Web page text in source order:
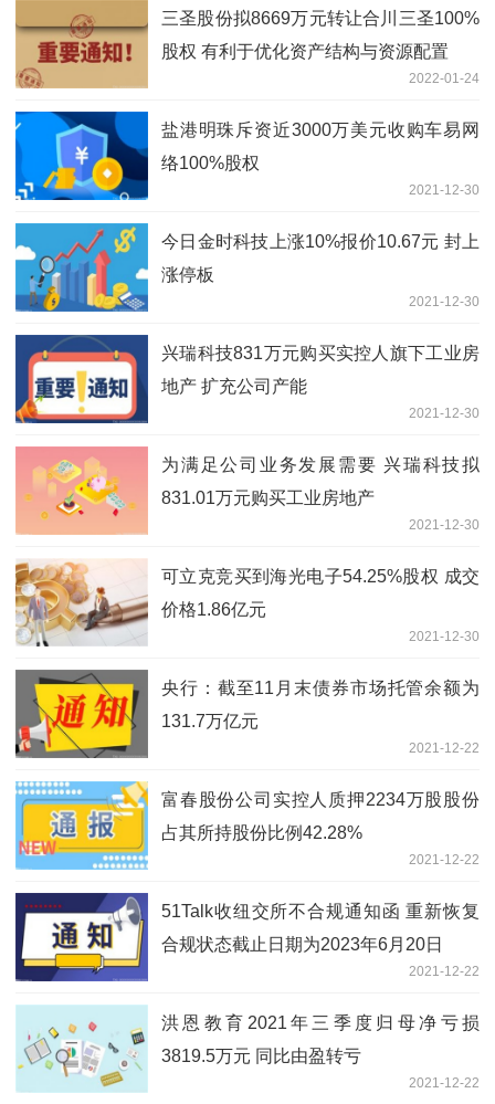
三圣股份拟8669万元转让合川三圣100%
股权 有利于优化资产结构与资源配置
2022-01-24
盐港明珠斥资近3000万美元收购车易网
络100%股权
2021-12-30
今日金时科技上涨10%报价10.67元 封上
涨停板
2021-12-30
兴瑞科技831万元购买实控人旗下工业房
地产 扩充公司产能
2021-12-30
为满足公司业务发展需要 兴瑞科技拟
831.01万元购买工业房地产
2021-12-30
可立克竞买到海光电子54.25%股权 成交
价格1.86亿元
2021-12-30
央行：截至11月末债券市场托管余额为
131.7万亿元
2021-12-22
富春股份公司实控人质押2234万股股份
占其所持股份比例42.28%
2021-12-22
51Talk收纽交所不合规通知函 重新恢复
合规状态截止日期为2023年6月20日
2021-12-22
洪恩教育2021年三季度归母净亏损
3819.5万元 同比由盈转亏
2021-12-22